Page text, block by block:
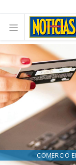
COMERCIO